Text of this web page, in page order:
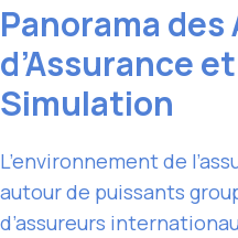
Panorama
d’Assurance
Simulation
L’environnement de
autour de puissants
d’assureurs